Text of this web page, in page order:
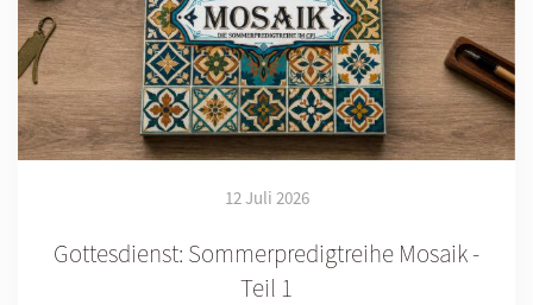
12 Juli 2026
Gottesdienst: Sommerpredigtreihe Mosaik -
Teil 1